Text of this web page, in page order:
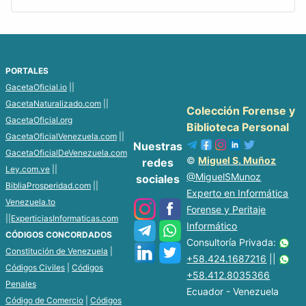
PORTALES
GacetaOficial.io
GacetaNaturalizado.com
GacetaOficial.org
GacetaOficialVenezuela.com
GacetaOficialDeVenezuela.com
Ley.com.ve
BibliaProsperidad.com
Venezuela.to
ExperticiasInformaticas.com
CÓDIGOS CONCORDADOS
Constitución de Venezuela
Códigos Civiles
Códigos
Penales
Código de Comercio
Códigos
Nuestras
redes
sociales
Colección Forense y
Biblioteca Personal
©Miguel S. Muñoz
@MiguelSMunoz
Experto en Informática
Forense y Peritaje
Informático
Consultoría Privada:
+58.424.1687216
+58.412.8035366
Ecuador - Venezuela